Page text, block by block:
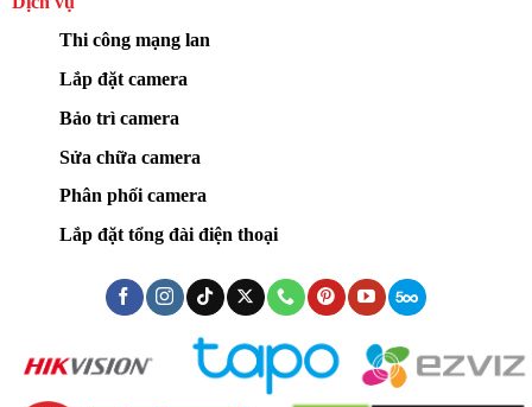
Thi công mạng lan
Lắp đặt camera
Bảo trì camera
Sửa chữa camera
Phân phối camera
Lắp đặt tổng đài điện thoại